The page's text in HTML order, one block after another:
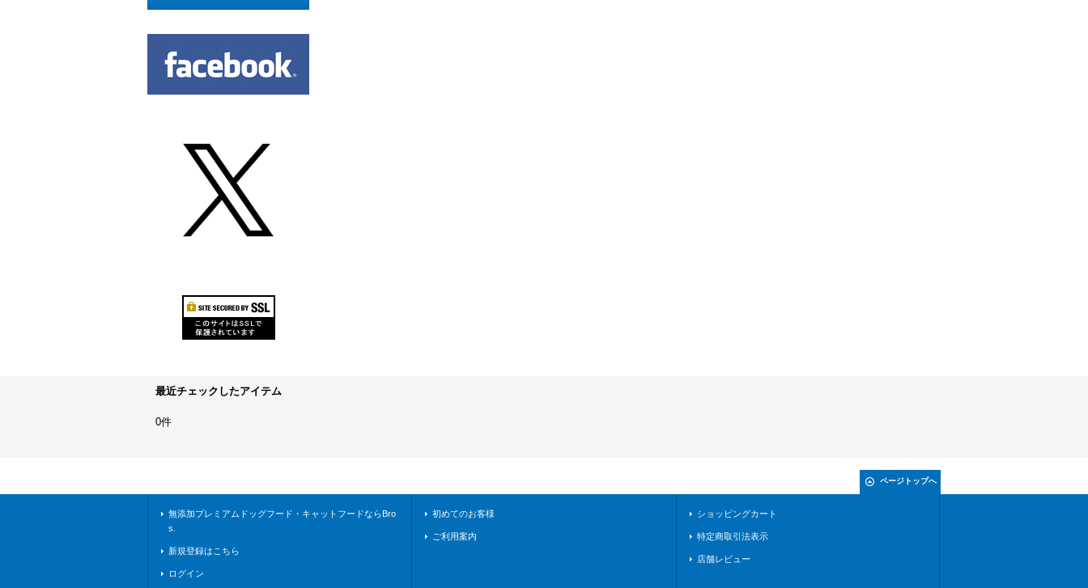
最近チェックしたアイテム
0件
ページトップへ
無添加プレミアムドッグフード・キャットフードならBro
s.
新規登録はこちら
ログイン
初めてのお客様
ご利用案内
ショッピングカート
特定商取引法表示
店舗レビュー